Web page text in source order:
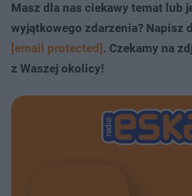
Masz dla nas ciekawy temat lub
wyjątkowego zdarzenia? Napisz
[email protected] . Czekamy na
z Waszej okolicy!